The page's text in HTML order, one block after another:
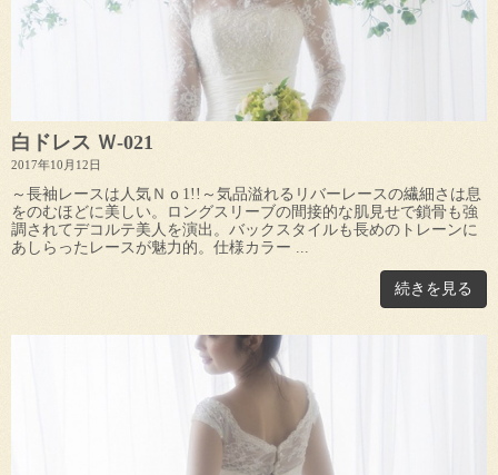
白ドレス Ｗ-021
2017年10月12日
～長袖レースは人気Ｎｏ1!!～気品溢れるリバーレースの繊細さは息
をのむほどに美しい。ロングスリーブの間接的な肌見せで鎖骨も強
調されてデコルテ美人を演出。バックスタイルも長めのトレーンに
あしらったレースが魅力的。仕様カラー ...
続きを見る